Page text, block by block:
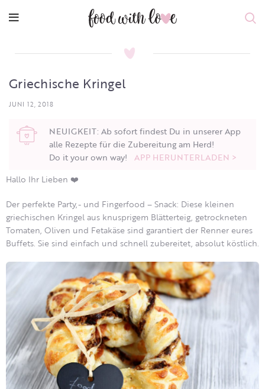
Griechische Kringel
JUNI 12, 2018
NEUIGKEIT: Ab sofort findest Du in unserer App
alle Rezepte für die Zubereitung am Herd!
Do it your own way! APP HERUNTERLADEN >
Hallo Ihr Lieben ❤️
Der perfekte Party,- und Fingerfood – Snack: Diese kleinen
griechischen Kringel aus knusprigem Blätterteig, getrockneten
Tomaten, Oliven und Fetakäse sind garantiert der Renner eures
Buffets. Sie sind einfach und schnell zubereitet, absolut köstlich.